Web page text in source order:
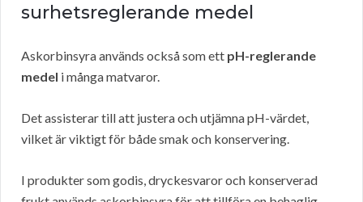
surhetsreglerande medel
Askorbinsyra används också som ett pH-reglerande
medel i många matvaror.
Det assisterar till att justera och utjämna pH-värdet,
vilket är viktigt för både smak och konservering.
I produkter som godis, dryckesvaror och konserverad